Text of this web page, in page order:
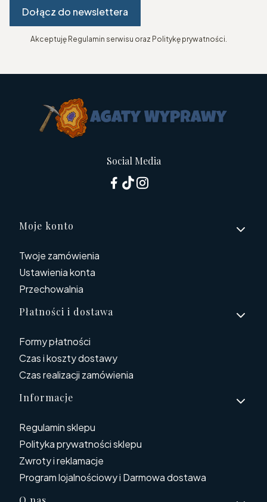
Dołącz do newslettera
Akceptuję Regulamin serwisu oraz Politykę prywatności.
Social Media
Linki w stopce
Moje konto
Twoje zamówienia
Ustawienia konta
Przechowalnia
Płatności i dostawa
Formy płatności
Czas i koszty dostawy
Czas realizacji zamówienia
Informacje
Regulamin sklepu
Polityka prywatności sklepu
Zwroty i reklamacje
Program lojalnościowy i Darmowa dostawa